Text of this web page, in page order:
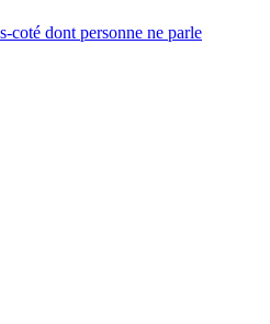
coté dont personne ne parle